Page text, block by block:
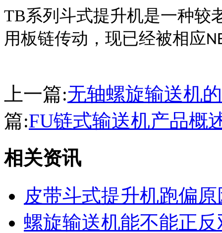
TB系列斗式提升机是一种较
用板链传动，现已经被相应
上一篇:无轴螺旋输送机
篇:FU链式输送机产品概
相关资讯
皮带斗式提升机跑偏
螺旋输送机能不能正反